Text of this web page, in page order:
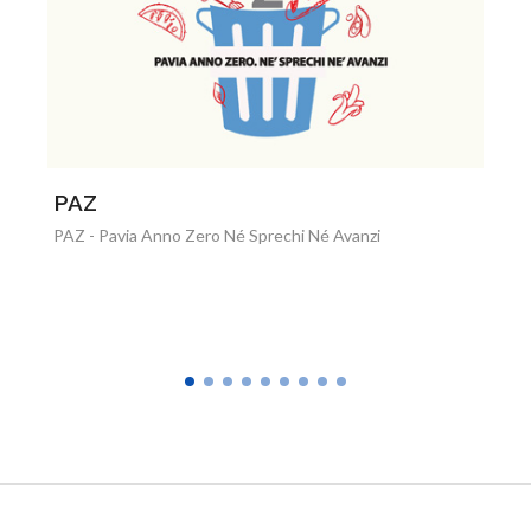
PAZ
PAZ - Pavia Anno Zero Né Sprechi Né Avanzi